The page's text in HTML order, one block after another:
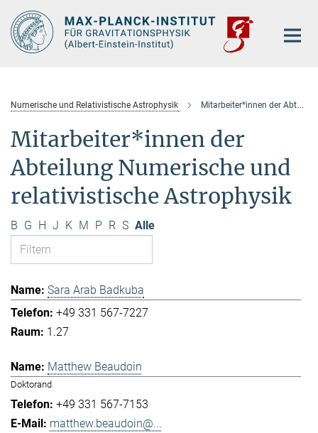
Hauptinhalt
Numerische und Relativistische Astrophysik Mitarbeiter*innen der Abteilung
Mitarbeiter*innen der
Abteilung Numerische und
relativistische Astrophysik
B G H J K M P R S Alle
Sara Arab Badkuba
+49 331 567-7227
1.27
Matthew Beaudoin
Doktorand
+49 331 567-7153
matthew.beaudoin@...